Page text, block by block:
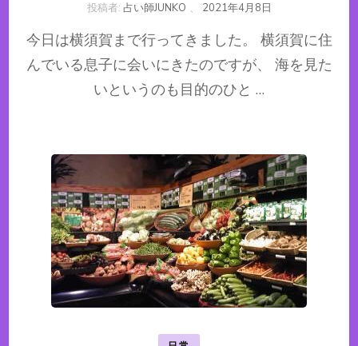
投稿者: 占い師JUNKO 、 2021年4月8日
今日は横須賀まで行ってきました。 横須賀に住
んでいる息子に会いにきたのですが、 海を見た
いというのも目的のひと …